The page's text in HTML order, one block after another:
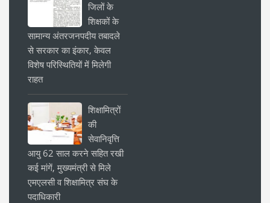
जिलों के
शिक्षकों के
सामान्य अंतरजनपदीय तबादले
से सरकार का इंकार, केवल
विशेष परिस्थितियों में मिलेगी
राहत
शिक्षामित्रों
की
सेवानिवृत्ति
आयु 62 साल करने सहित रखी
कई मांगें, मुख्यमंत्री से मिले
एमएलसी व शिक्षामित्र संघ के
पदाधिकारी